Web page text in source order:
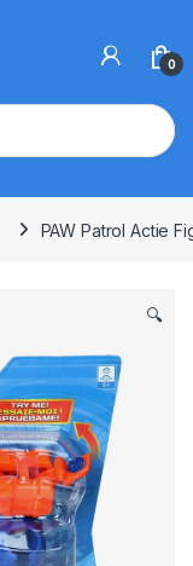
0
PAW Patrol Actie
🔍